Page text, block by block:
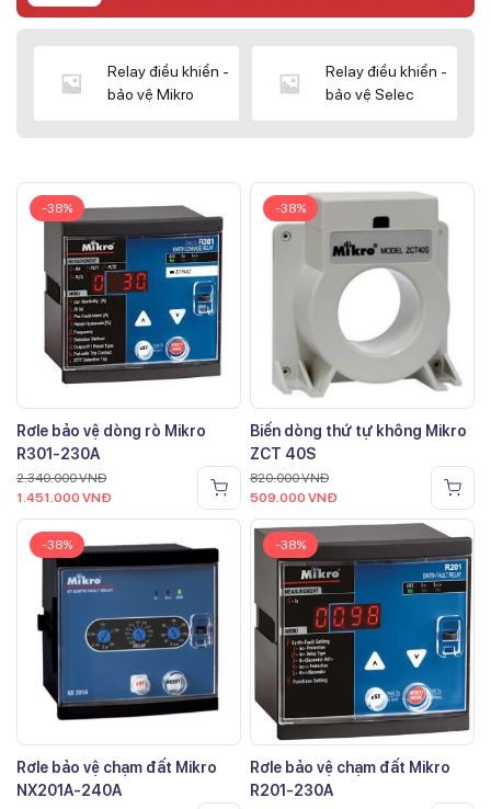
Relay điều khiển -
bảo vệ Mikro
Relay điều khiển -
bảo vệ Selec
-38%
Rơle bảo vệ dòng rò Mikro
R301-230A
2.340.000VNĐ
1.451.000 VNĐ
-38%
Biến dòng thứ tự không Mikro
ZCT 40S
820.000VNĐ
509.000 VNĐ
-38%
Rơle bảo vệ chạm đất Mikro
NX201A-240A
-38%
Rơle bảo vệ chạm đất Mikro
R201-230A